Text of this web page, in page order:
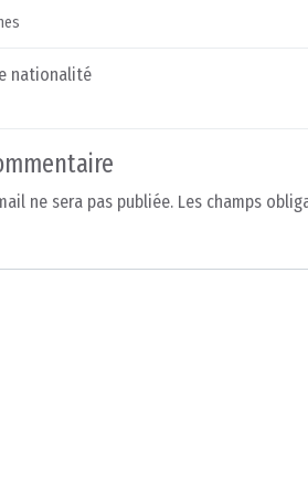
nationalité
ne sera pas publiée. Les champs